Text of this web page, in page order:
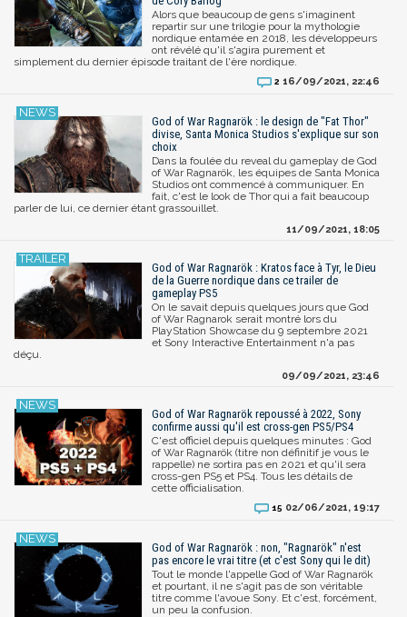
Alors que beaucoup de gens s'imaginent
repartir sur une trilogie pour la mythologie
nordique entamée en 2018, les développeurs
ont révélé qu'il s'agira purement et
simplement du dernier épisode traitant de l'ère nordique.
2 16/09/2021, 22:46
God of War Ragnarök : le design de "Fat Thor"
divise, Santa Monica Studios s'explique sur son
choix
Dans la foulée du reveal du gameplay de God
of War Ragnarök, les équipes de Santa Monica
Studios ont commencé à communiquer. En
fait, c'est le look de Thor qui a fait beaucoup
parler de lui, ce dernier étant grassouillet.
11/09/2021, 18:05
God of War Ragnarök : Kratos face à Tyr, le Dieu
de la Guerre nordique dans ce trailer de
gameplay PS5
On le savait depuis quelques jours que God
of War Ragnarok serait montré lors du
PlayStation Showcase du 9 septembre 2021
et Sony Interactive Entertainment n'a pas
déçu.
09/09/2021, 23:46
God of War Ragnarök repoussé à 2022, Sony
confirme aussi qu'il est cross-gen PS5/PS4
C'est officiel depuis quelques minutes : God
of War Ragnarök (titre non définitif je vous le
rappelle) ne sortira pas en 2021 et qu'il sera
cross-gen PS5 et PS4. Tous les détails de
cette officialisation.
15 02/06/2021, 19:17
God of War Ragnarök : non, "Ragnarök" n'est
pas encore le vrai titre (et c'est Sony qui le dit)
Tout le monde l'appelle God of War Ragnarök
et pourtant, il ne s'agit pas de son véritable
titre comme l'avoue Sony. Et c'est, forcément,
un peu la confusion.